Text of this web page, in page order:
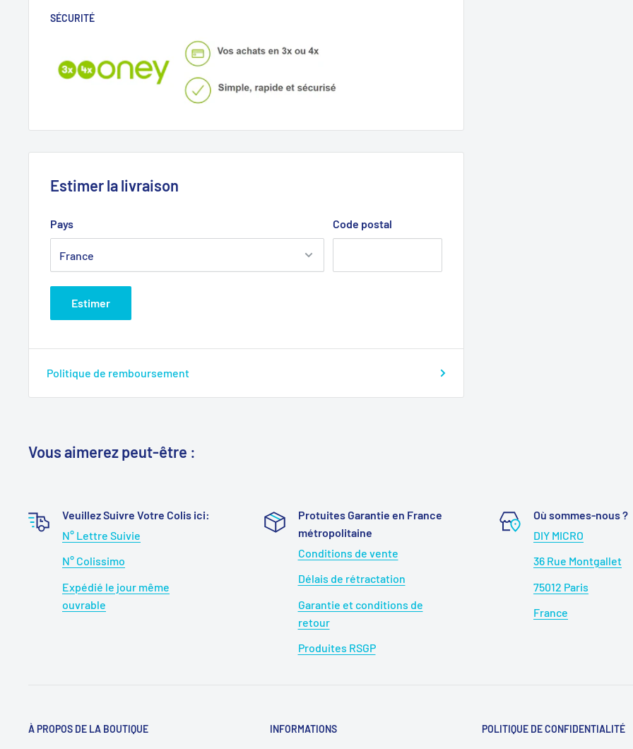
SÉCURITÉ
Estimer la livraison
Pays Code postal
Estimer
Politique de remboursement
Vous aimerez peut-être :
Veuillez Suivre Votre Colis ici:
N° Lettre Suivie
N° Colissimo
Expédié le jour même
ouvrable
Protuites Garantie en France
métropolitaine
Conditions de vente
Délais de rétractation
Garantie et conditions de
retour
Produites RSGP
Où sommes-nous ?
DIY MICRO
36 Rue Montgallet
75012 Paris
France
À PROPOS DE LA BOUTIQUE INFORMATIONS POLITIQUE DE CONFIDENTIALITÉ